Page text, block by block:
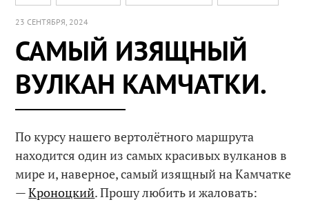
23 СЕНТЯБРЯ, 2024
САМЫЙ ИЗЯЩНЫЙ
ВУЛКАН КАМЧАТКИ.
По курсу нашего вертолётного маршрута
находится один из самых красивых вулканов в
мире и, наверное, самый изящный на Камчатке
—Кроноцкий. Прошу любить и жаловать: